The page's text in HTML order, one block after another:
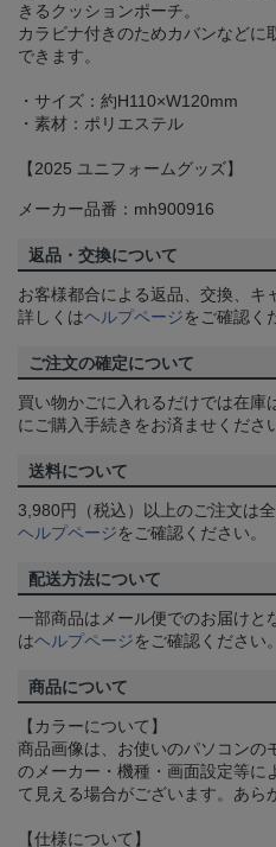
きるクッションポーチ。
カラビナ付きのためカバンなど
できます。
・サイズ：約H110×W120mm
・素材：ポリエステル
【2025 ユニフォームグッズ】
メーカー品番：mh900916
返品・交換について
お客様都合による返品、交換、キ
詳しくはヘルプページをご確認く
ご注文の確定について
買い物かごに入れるだけでは在庫
にご購入手続きをお済ませくださ
送料について
3,980円（税込）以上のご注文は
ヘルプページをご確認ください。
配送方法について
一部商品はメール便でのお届けと
はヘルプページをご確認ください。
商品について
【カラーについて】
商品画像は、お使いのパソコンの
のメーカー・機種・画面設定等に
て見える場合がございます。あら
【仕様について】